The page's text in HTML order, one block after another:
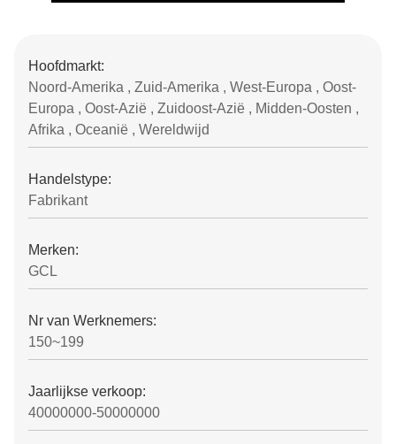
Hoofdmarkt:
Noord-Amerika , Zuid-Amerika , West-Europa , Oost-
Europa , Oost-Azië , Zuidoost-Azië , Midden-Oosten ,
Afrika , Oceanië , Wereldwijd
Handelstype:
Fabrikant
Merken:
GCL
Nr van Werknemers:
150~199
Jaarlijkse verkoop:
40000000-50000000